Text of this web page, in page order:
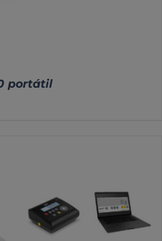
portátil